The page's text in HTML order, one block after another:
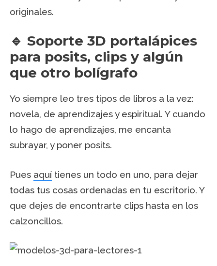
originales.
🔹 Soporte 3D portalápices
para posits, clips y algún
que otro bolígrafo
Yo siempre leo tres tipos de libros a la vez:
novela, de aprendizajes y espiritual. Y cuando
lo hago de aprendizajes, me encanta
subrayar, y poner posits.
Pues aquí tienes un todo en uno, para dejar
todas tus cosas ordenadas en tu escritorio. Y
que dejes de encontrarte clips hasta en los
calzoncillos.